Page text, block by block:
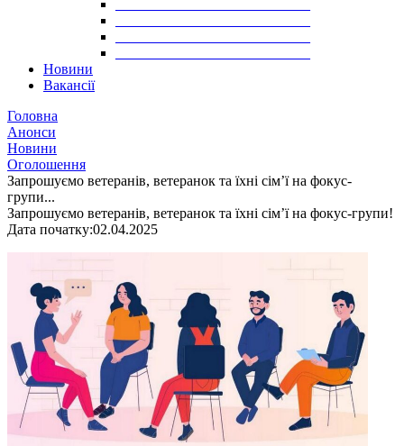
Новини
Вакансії
Головна
Анонси
Новини
Оголошення
Запрошуємо ветеранів, ветеранок та їхні сім’ї на фокус-
групи...
Запрошуємо ветеранів, ветеранок та їхні сім’ї на фокус-групи!
Дата початку:02.04.2025